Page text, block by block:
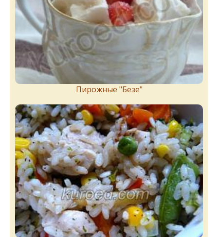
Пирожныe "Бeзe"